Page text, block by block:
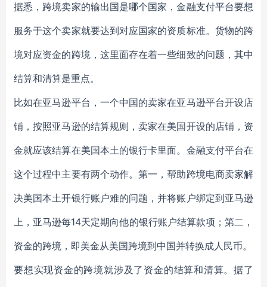
据悉，跨境卖家的输出国是哪个国家，金融支付平台要想
服务于这个卖家就要达到对应国家的资质标准。货物的跨
境对应资金的跨境，这里面存在着一些细致的问题，其中
结算和清算是重点。
比如在亚马逊平台，一个中国的卖家在亚马逊平台开设店
铺，按照亚马逊的结算规则，卖家在美国开设的店铺，资
金就应该结算在美国本土的银行卡里面。金融支付平台在
这个过程中主要有两个动作。第一，帮助跨境电商卖家解
决美国本土开银行账户难的问题，并将账户绑定到亚马逊
上，亚马逊每14天定期向他的银行账户结算款项；第二，
资金的跨境，即美金从美国跨境到中国并转换成人民币。
要想实现资金的跨境就涉及了资金的结算和清算。据了